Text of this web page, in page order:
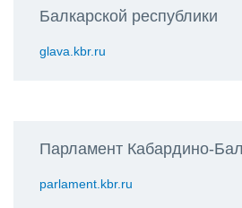
Балкарской республики
glava.kbr.ru
Парламент Кабардино-
parlament.kbr.ru